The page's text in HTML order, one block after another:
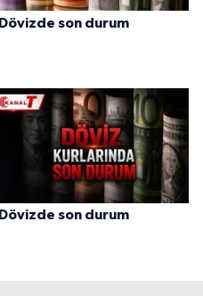
Dövizde son durum
Dövizde son durum